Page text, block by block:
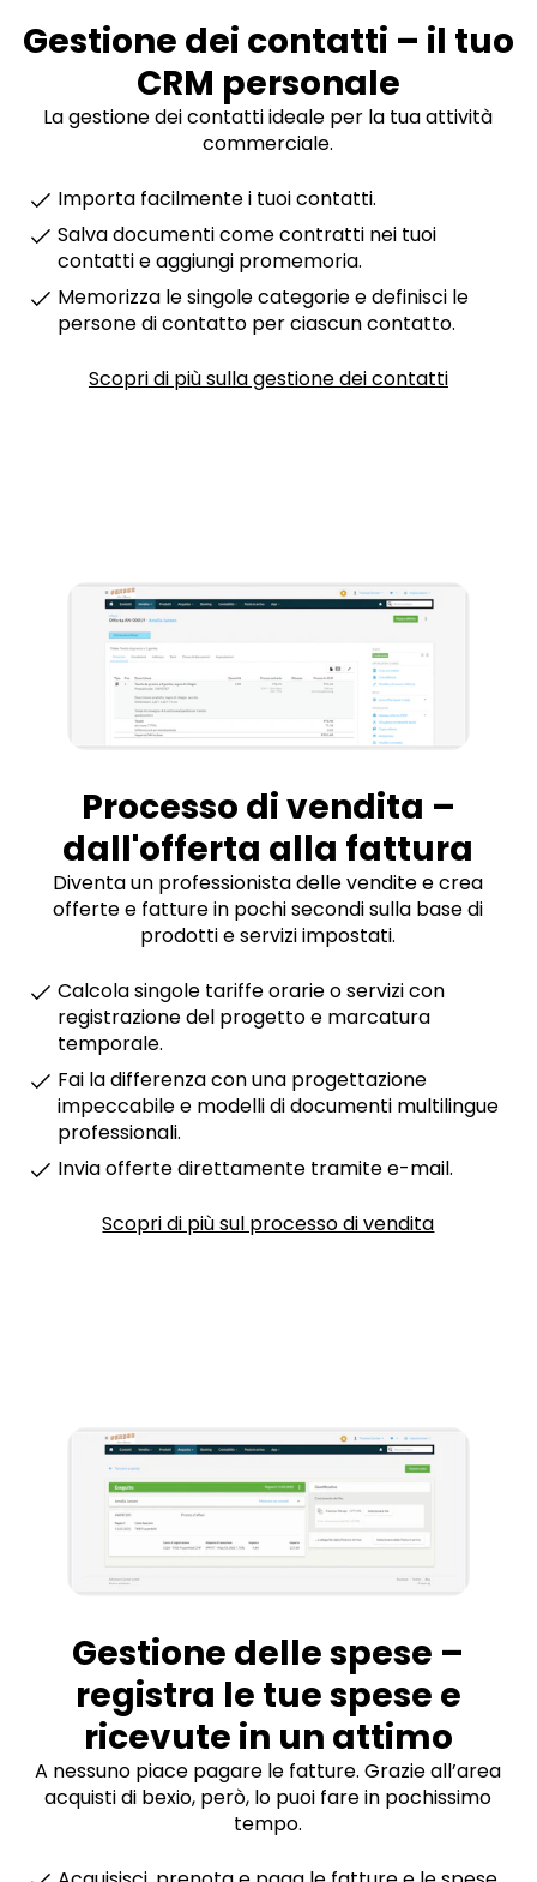
Gestione dei contatti – il tuo
CRM personale
La gestione dei contatti ideale per la tua attività
commerciale.
Importa facilmente i tuoi contatti.
Salva documenti come contratti nei tuoi
contatti e aggiungi promemoria.
Memorizza le singole categorie e definisci le
persone di contatto per ciascun contatto.
Scopri di più sulla gestione dei contatti
Processo di vendita –
dall'offerta alla fattura
Diventa un professionista delle vendite e crea
offerte e fatture in pochi secondi sulla base di
prodotti e servizi impostati.
Calcola singole tariffe orarie o servizi con
registrazione del progetto e marcatura
temporale.
Fai la differenza con una progettazione
impeccabile e modelli di documenti multilingue
professionali.
Invia offerte direttamente tramite e-mail.
Scopri di più sul processo di vendita
Gestione delle spese –
registra le tue spese e
ricevute in un attimo
A nessuno piace pagare le fatture. Grazie all’area
acquisti di bexio, però, lo puoi fare in pochissimo
tempo.